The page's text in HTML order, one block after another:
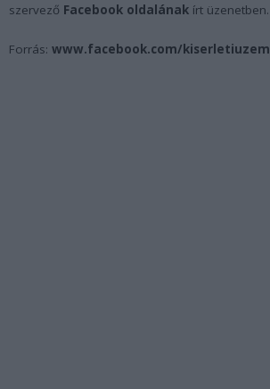
szervező Facebook oldalának írt üzenetben.
Forrás: www.facebook.com/kiserletiuzem